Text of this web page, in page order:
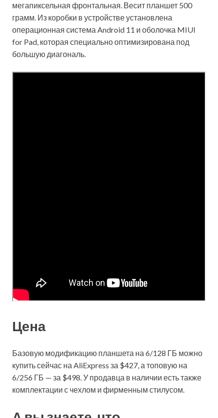
мегапиксельная фронтальная. Весит планшет 500
грамм. Из коробки в устройстве установлена
операционная система Android 11 и оболочка MIUI
for Pad, которая специально оптимизирована под
большую диагональ.
Цена
Базовую модификацию планшета на 6/128 ГБ можно
купить сейчас на AliExpress за $427, а топовую на
6/256 ГБ — за $498. У продавца в наличии есть также
комплектации с чехлом и фирменным стилусом.